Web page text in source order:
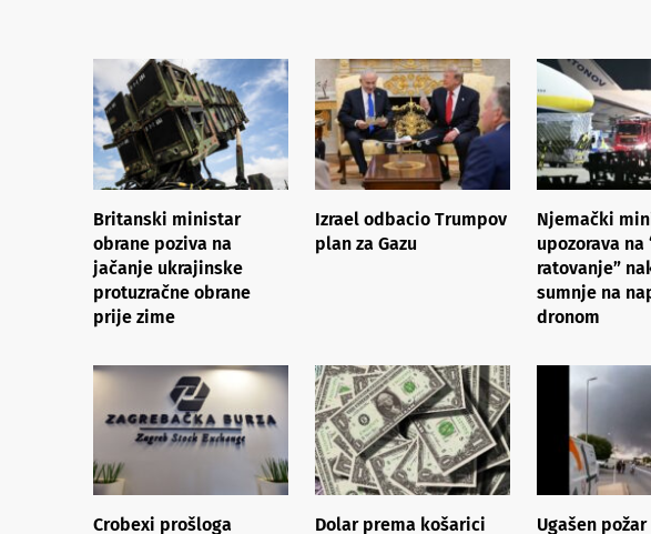
Britanski ministar
obrane poziva na
jačanje ukrajinske
protuzračne obrane
prije zime
Izrael odbacio Trumpov
plan za Gazu
Njemački
upozorava
ratovanje”
sumnje na
dronom
Crobexi prošloga Dolar prema košarici Ugašen požar